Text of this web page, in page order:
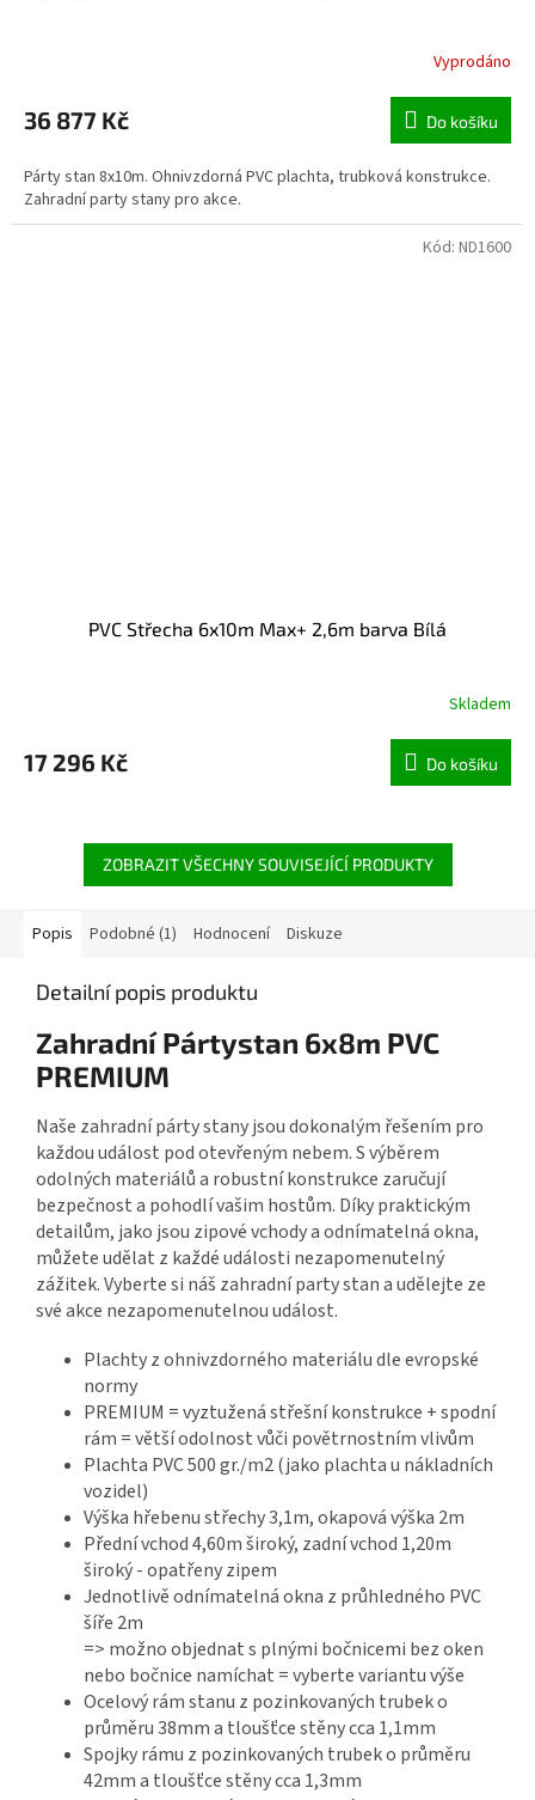
Vyprodáno
36 877 Kč Do košíku
Párty stan 8x10m. Ohnivzdorná PVC plachta, trubková konstrukce.
Zahradní party stany pro akce.
PVC Střecha 6x10m Max+ 2,6m barva Bílá
Skladem
17 296 Kč Do košíku
Kód: ND1600
ZOBRAZIT VŠECHNY SOUVISEJÍCÍ PRODUKTY
Popis Podobné (1) Hodnocení Diskuze
Detailní popis produktu
Zahradní Pártystan 6x8m PVC
PREMIUM
Naše zahradní párty stany jsou dokonalým řešením pro
každou událost pod otevřeným nebem. S výběrem
odolných materiálů a robustní konstrukce zaručují
bezpečnost a pohodlí vašim hostům. Díky praktickým
detailům, jako jsou zipové vchody a odnímatelná okna,
můžete udělat z každé události nezapomenutelný
zážitek. Vyberte si náš zahradní party stan a udělejte ze
své akce nezapomenutelnou událost.
Plachty z ohnivzdorného materiálu dle evropské
normy
PREMIUM = vyztužená střešní konstrukce + spodní
rám = větší odolnost vůči povětrnostním vlivům
Plachta PVC 500 gr./m2 (jako plachta u nákladních
vozidel)
Výška hřebenu střechy 3,1m, okapová výška 2m
Přední vchod 4,60m široký, zadní vchod 1,20m
široký - opatřeny zipem
Jednotlivě odnímatelná okna z průhledného PVC
šíře 2m
=> možno objednat s plnými bočnicemi bez oken
nebo bočnice namíchat = vyberte variantu výše
Ocelový rám stanu z pozinkovaných trubek o
průměru 38mm a tloušťce stěny cca 1,1mm
Spojky rámu z pozinkovaných trubek o průměru
42mm a tloušťce stěny cca 1,3mm